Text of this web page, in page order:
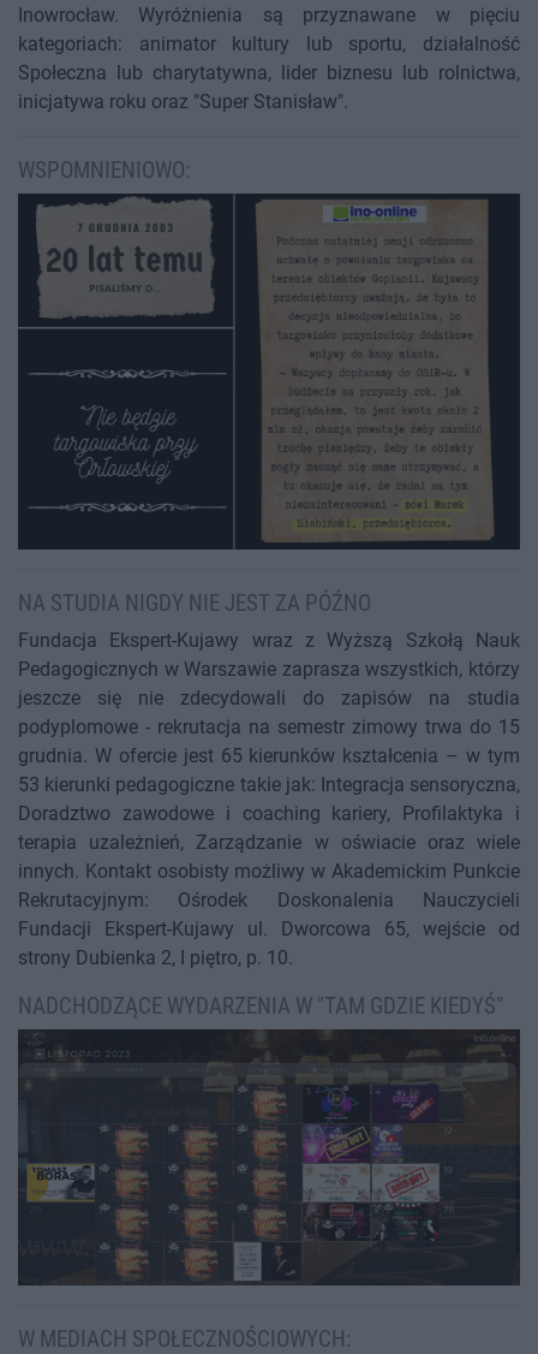
Inowrocław. Wyróżnienia są przyznawane w pięciu
kategoriach: animator kultury lub sportu, działalność
Społeczna lub charytatywna, lider biznesu lub rolnictwa,
inicjatywa roku oraz "Super Stanisław".
WSPOMNIENIOWO:
NA STUDIA NIGDY NIE JEST ZA PÓŹNO
Fundacja Ekspert-Kujawy wraz z Wyższą Szkołą Nauk
Pedagogicznych w Warszawie zaprasza wszystkich, którzy
jeszcze się nie zdecydowali do zapisów na studia
podyplomowe - rekrutacja na semestr zimowy trwa do 15
grudnia. W ofercie jest 65 kierunków kształcenia – w tym
53 kierunki pedagogiczne takie jak: Integracja sensoryczna,
Doradztwo zawodowe i coaching kariery, Profilaktyka i
terapia uzależnień, Zarządzanie w oświacie oraz wiele
innych. Kontakt osobisty możliwy w Akademickim Punkcie
Rekrutacyjnym: Ośrodek Doskonalenia Nauczycieli
Fundacji Ekspert-Kujawy ul. Dworcowa 65, wejście od
strony Dubienka 2, I piętro, p. 10.
NADCHODZĄCE WYDARZENIA W "TAM GDZIE KIEDYŚ"
W MEDIACH SPOŁECZNOŚCIOWYCH: